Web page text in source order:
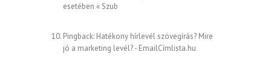
esetében « Szub
Pingback: Hatékony hírlevél szövegírás? Mire
jó a marketing levél? - EmailCímlista.hu